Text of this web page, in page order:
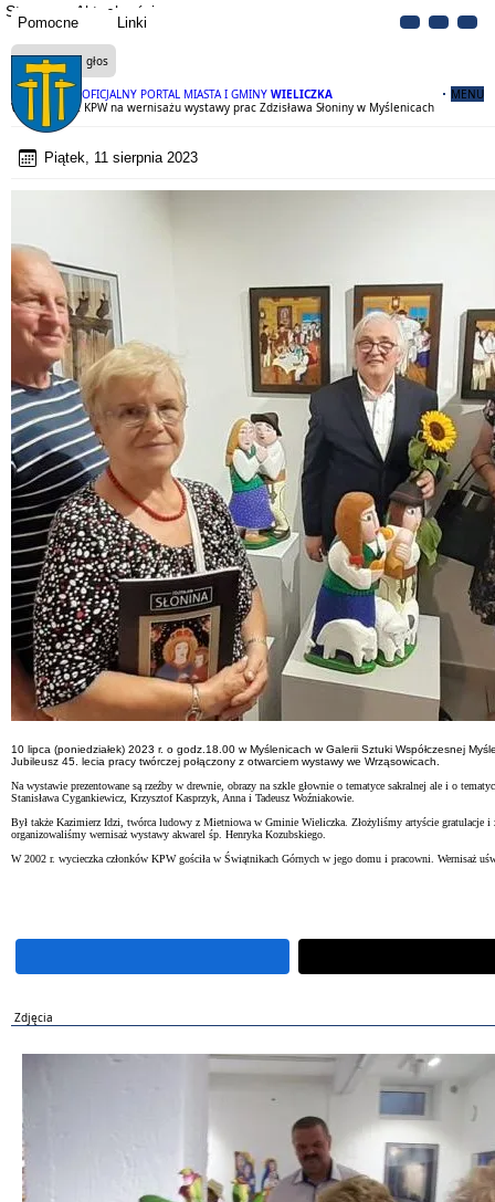
Pomocne Linki
OFICJALNY PORTAL MIASTA I GMINY WIELICZKA MENU
Strona Aktualności
Czytaj na głos
Wieliczanie z KPW na wernisażu wystawy prac Zdzisława Słoniny w Myślenicach
Piątek, 11 sierpnia 2023
10 lipca (poniedziałek) 2023 r. o godz.18.00 w Myślenicach w Galerii Sztuki Współczesnej
Jubileusz 45. lecia pracy twórczej połączony z otwarciem wystawy we Wrząsowicach.
Na wystawie prezentowane są rzeźby w drewnie, obrazy na szkle głownie o tematyce sakralnej ale i o
Stanisława Cygankiewicz, Krzysztof Kasprzyk, Anna i Tadeusz Woźniakowie.
Był także Kazimierz Idzi, twórca ludowy z Mietniowa w Gminie Wieliczka. Złożyliśmy artyście gratulacje
organizowaliśmy wernisaż wystawy akwarel śp. Henryka Kozubskiego.
W 2002 r. wycieczka członków KPW gościła w Świątnikach Górnych w jego domu i pracowni. Wernisaż
Zdjęcia